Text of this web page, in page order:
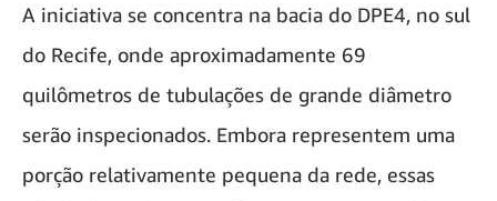
A iniciativa se concentra na bacia do DPE4, no sul
do Recife, onde aproximadamente 69
quilômetros de tubulações de grande diâmetro
serão inspecionados. Embora representem uma
porção relativamente pequena da rede, essas